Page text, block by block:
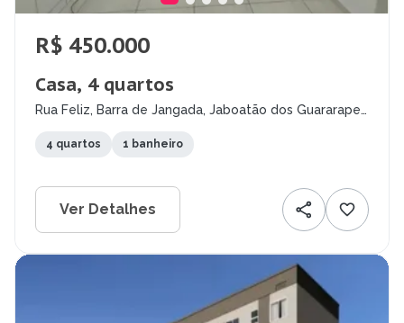
R$ 450.000
Casa, 4 quartos
Rua Feliz, Barra de Jangada, Jaboatão dos Guararapes
4 quartos 1 banheiro
Ver Detalhes